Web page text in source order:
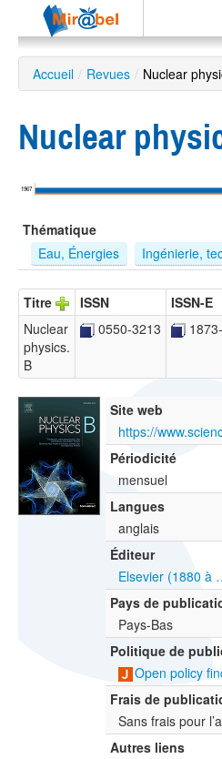
Le réseau
Soutien
Listes
Recherche
avancée
EN
ES
?
Accueil / Revues / Nuclear
Nuclear
1967
Thématique
Eau, Énergies
Ingénierie,
Titre ISSN ISSN-E
Nuclear
physics.
B
0550-3213
Site web
https://
Périodicité
mensuel
Langues
anglais
Éditeur
Elsevier (1880 à
Pays de
Pays-Bas
Politique de
Open policy
Frais de
Sans frais pour
Autres liens